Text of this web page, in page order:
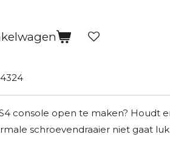
console open te maken? Houdt
schroevendraaier niet gaat